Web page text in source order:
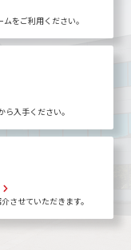
をご利用ください。
入手ください。
させていただきます。